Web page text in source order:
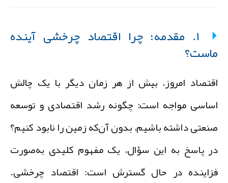
۱. مقدمه؛ چرا اقتصاد چرخشی آینده
امروز، بیش از هر زمان دیگر با یک چالش
مواجه است: چگونه رشد اقتصادی و توسعه
داشته باشیم، بدون آن‌که زمین را نابود کنیم؟
پاسخ به این سؤال، یک مفهوم کلیدی به‌صورت
در حال گسترش است:اقتصاد چرخشی.